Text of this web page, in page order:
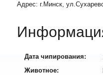
Адрес: г.Минск,
Дата чипирования:
Животное: